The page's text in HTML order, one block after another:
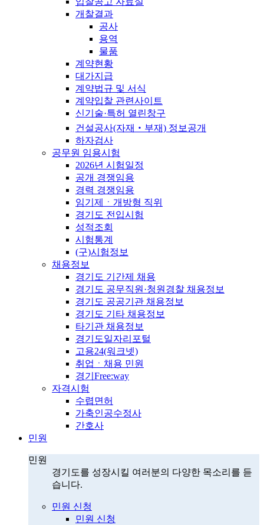
개찰결과
공사
용역
물품
계약현황
대가지급
계약법규 및 서식
계약입찰 관련사이트
신기술·특허 열린창구
건설공사(자재‧부재) 정보공개
하자검사
공무원 임용시험
2026년 시험일정
공개 경쟁임용
경력 경쟁임용
임기제ㆍ개방형 직위
경기도 전입시험
성적조회
시험통계
(구)시험정보
채용정보
경기도 기간제 채용
경기도 공무직원·청원경찰 채용정보
경기도 공공기관 채용정보
경기도 기타 채용정보
타기관 채용정보
경기도일자리포털
고용24(워크넷)
취업ㆍ채용 민원
경기Free:way
자격시험
수렵면허
가축인공수정사
간호사
민원
민원
경기도를 성장시킬 여러분의 다양한 목소리를 듣
습니다.
민원 신청
민원 신청